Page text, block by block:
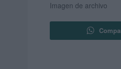
Imagen de archivo